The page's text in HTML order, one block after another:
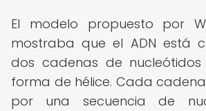
El modelo propuesto por
mostraba que el ADN está
dos cadenas de
forma de hélice. Cada
por una secuencia de